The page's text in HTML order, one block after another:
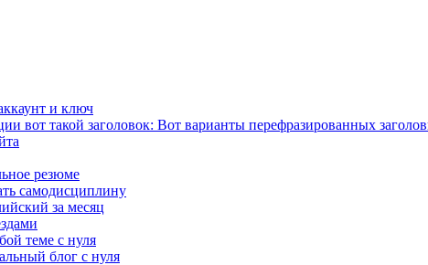
и ключ
вот такой заголовок: Вот варианты перефразированных
резюме
самодисциплину
за месяц
теме с нуля
блог с нуля